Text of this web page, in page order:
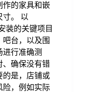
作的家具和嵌
寸。 以
装的关键项目
台，以及围
行准确测
、确保没有错
的是，店铺或
险，例如实际